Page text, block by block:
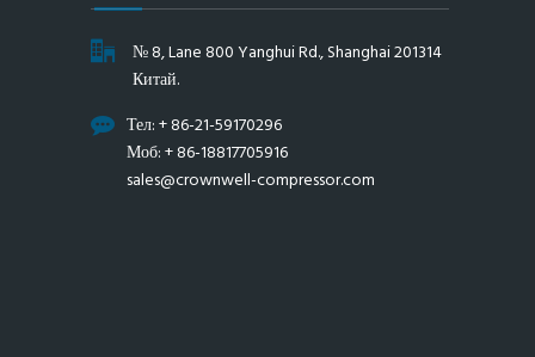
№ 8, Lane 800 Yanghui Rd., Shanghai 201314
Китай.
Тел: + 86-21-59170296
Моб: + 86-18817705916
sales@crownwell-compressor.com